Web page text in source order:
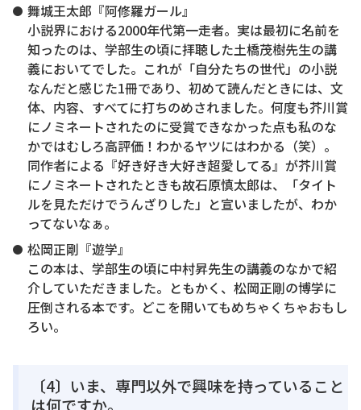
舞城王太郎『阿修羅ガール』
小説界における2000年代第一走者。実は最初に名前を
知ったのは、学部生の頃に拝聴した土橋茂樹先生の講
義においてでした。これが「自分たちの世代」の小説
なんだと感じた1冊であり、初めて読んだときには、文
体、内容、すべてに打ちのめされました。何度も芥川賞
にノミネートされたのに受賞できなかった点も私のな
かではむしろ高評価！わかるヤツにはわかる（笑）。
同作者による『好き好き大好き超愛してる』が芥川賞
にノミネートされたときも故石原慎太郎は、「タイト
ルを見ただけでうんざりした」と宣いましたが、わか
ってないなぁ。
松岡正剛『遊学』
この本は、学部生の頃に中村昇先生の講義のなかで紹
介していただきました。ともかく、松岡正剛の博学に
圧倒される本です。どこを開いてもめちゃくちゃおもし
ろい。
〔4〕いま、専門以外で興味を持っていること
は何ですか。